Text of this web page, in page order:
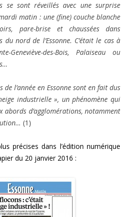
se sont réveillés avec une surprise
matin : une (fine) couche blanche
pare-brise et chaussées dans
du nord de l’Essonne. C’était le cas à
Geneviève-des-Bois, Palaiseau ou
de l’année en Essonne sont en fait dus
industrielle », un phénomène qui
abords d’agglomérations, notamment
(1)
précises dans l’édition numérique
du 20 janvier 2016 :